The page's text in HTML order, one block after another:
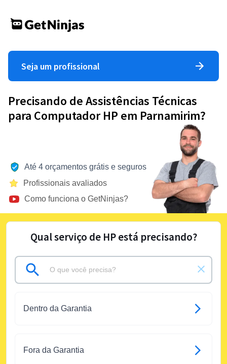
Seja um profissional
Precisando de Assistências Técnicas
para Computador HP em Parnamirim?
Até 4 orçamentos grátis e seguros
Profissionais avaliados
Como funciona o GetNinjas?
Qual serviço de HP está precisando?
Dentro da Garantia
Fora da Garantia